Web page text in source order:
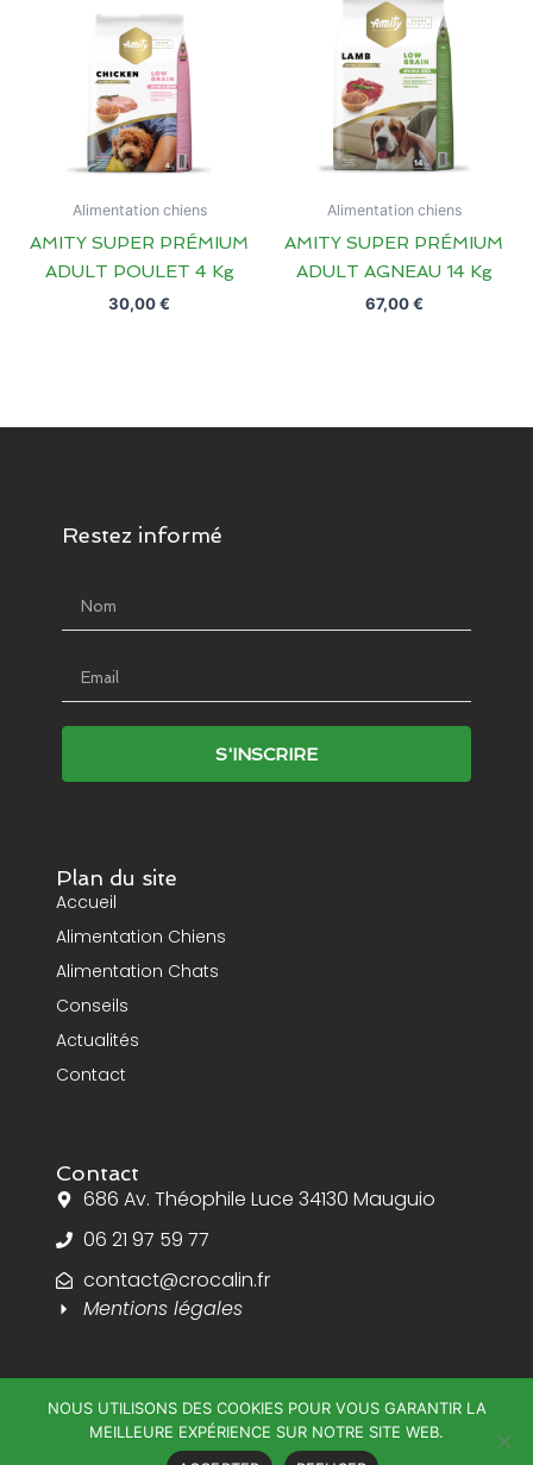
Alimentation chiens
AMITY SUPER PRÉMIUM
ADULT POULET 4 Kg
30,00€
Alimentation chiens
AMITY SUPER PRÉMIUM
ADULT AGNEAU 14 Kg
67,00€
Restez informé
S'INSCRIRE
Plan du site
Accueil
Alimentation Chiens
Alimentation Chats
Conseils
Actualités
Contact
Contact
686 Av. Théophile Luce 34130 Mauguio
06 21 97 59 77
contact@crocalin.fr
Mentions légales
Crocalin 2024 © Tous droits reservés.
NOUS UTILISONS DES COOKIES POUR VOUS GARANTIR LA
MEILLEURE EXPÉRIENCE SUR NOTRE SITE WEB.